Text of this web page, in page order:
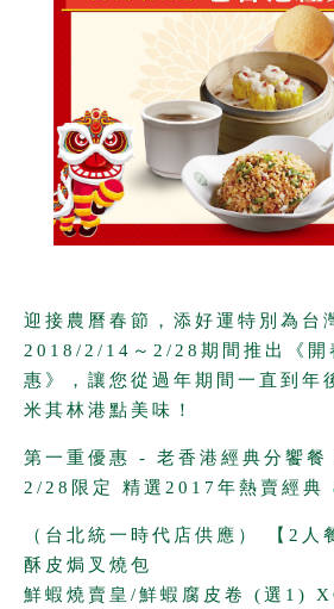
連絡我們
© 2014 添好運
All rights reserved.
迎接農曆春節，添好運特別為台
2018/2/14～2/28期間推出《開
惠》，讓您從過年期間一直到年
米其林港點美味！
第一重優惠 - 老香港經典分饗
2/28限定 精選2017年熱賣經典
（台北統一時代店供應） 【2人
酥皮焗叉燒包
鮮蝦燒賣皇/鮮蝦腐皮卷 (選1)